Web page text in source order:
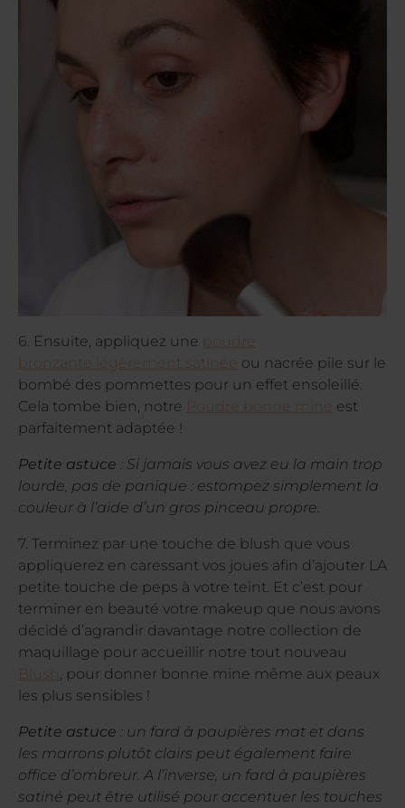
6. Ensuite, appliquez une poudre
bronzante légèrement satinée
ou nacrée pile sur le
bombé des pommettes pour un effet ensoleillé.
Cela tombe bien, notre Poudre bonne mine
est
parfaitement adaptée !
Petite astuce : Si jamais vous avez eu la main trop
lourde, pas de panique : estompez simplement la
couleur à l’aide d’un gros pinceau propre.
7. Terminez par une touche de blush que vous
appliquerez en caressant vos joues afin d’ajouter LA
petite touche de peps à votre teint. Et c’est pour
terminer en beauté votre makeup que nous avons
décidé d’agrandir davantage notre collection de
maquillage pour accueillir notre tout nouveau
Blush
, pour donner bonne mine même aux peaux
les plus sensibles !
Petite astuce : un fard à paupières mat et dans
les marrons plutôt clairs peut également faire
office d’ombreur. A l’inverse, un fard à paupières
satiné peut être utilisé pour accentuer les touches